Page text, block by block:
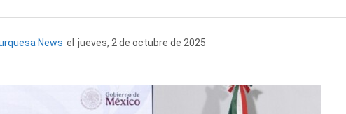
News el jueves, 2 de octubre de 2025